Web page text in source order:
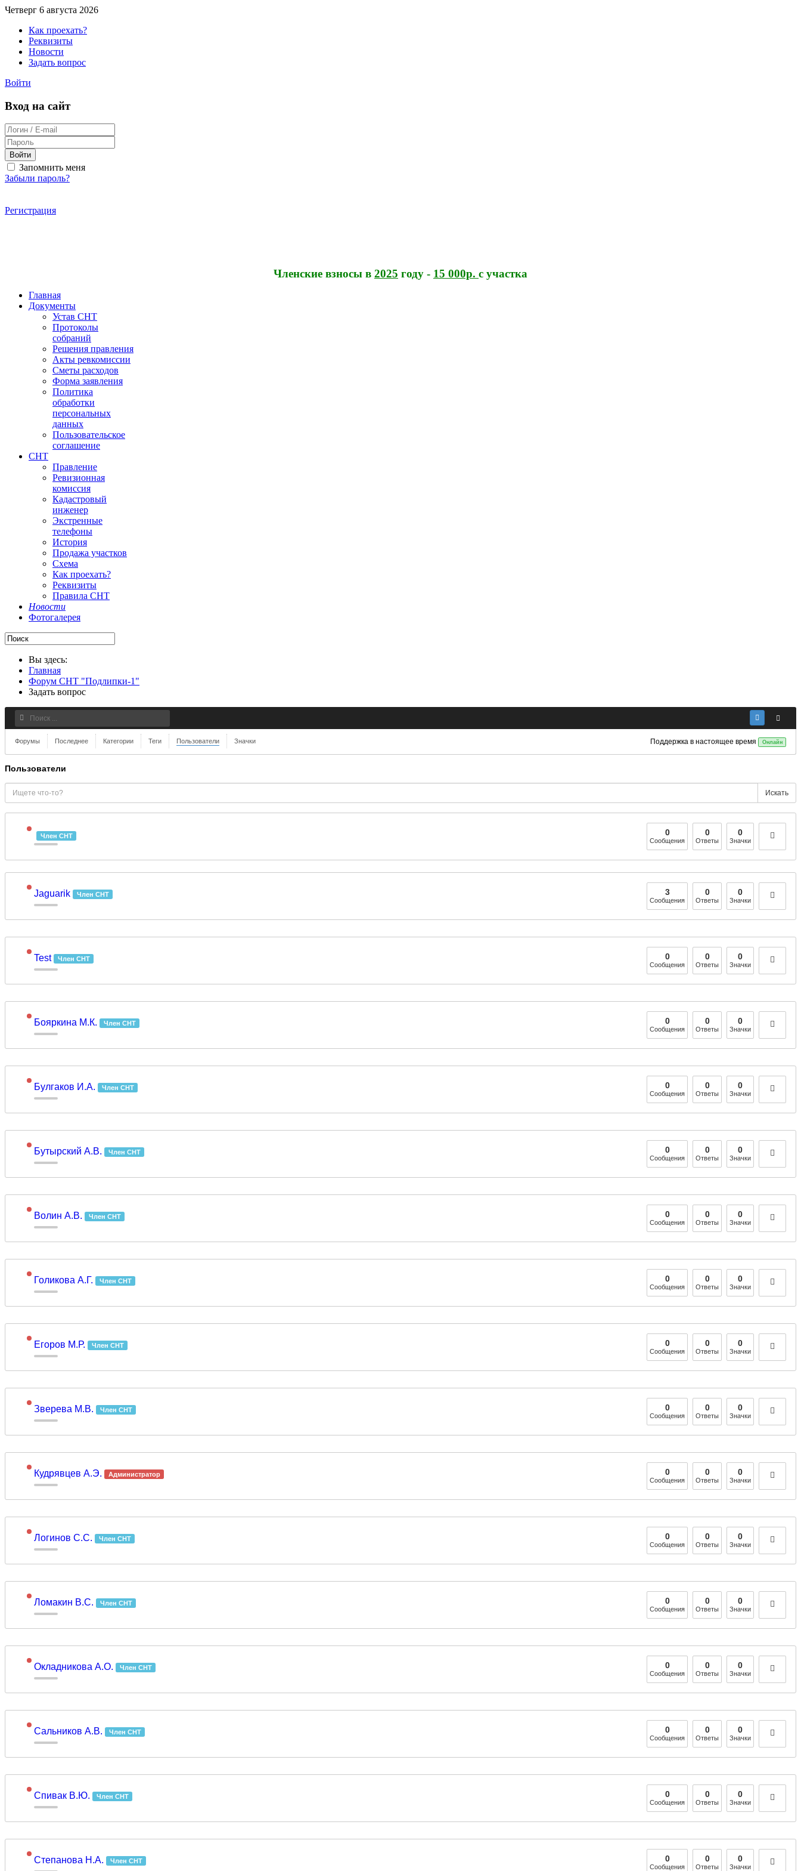
Четверг 6 августа 2026
Как проехать?
Реквизиты
Новости
Задать вопрос
Войти
Вход на сайт
Войти
Запомнить меня
Забыли пароль?
Регистрация
Членские взносы в 2025 году - 15 000р. с участка
Главная
Документы
Устав СНТ
Протоколы
собраний
Решения правления
Акты ревкомиссии
Сметы расходов
Форма заявления
Политика
обработки
персональных
данных
Пользовательское
соглашение
СНТ
Правление
Ревизионная
комиссия
Кадастровый
инженер
Экстренные
телефоны
История
Продажа участков
Схема
Как проехать?
Реквизиты
Правила СНТ
Новости
Фотогалерея
Вы здесь:
Главная
Форум СНТ "Подлипки-1"
Задать вопрос
Форумы Последнее Категории Теги Пользователи Значки Поддержка в настоящее время Онлайн
Пользователи
Искать
Член СНТ 0
Сообщения
0
Ответы
0
Значки
Jaguarik Член СНТ 3
Сообщения
0
Ответы
0
Значки
Test Член СНТ 0
Сообщения
0
Ответы
0
Значки
Бояркина М.К. Член СНТ 0
Сообщения
0
Ответы
0
Значки
Булгаков И.А. Член СНТ 0
Сообщения
0
Ответы
0
Значки
Бутырский А.В. Член СНТ 0
Сообщения
0
Ответы
0
Значки
Волин А.В. Член СНТ 0
Сообщения
0
Ответы
0
Значки
Голикова А.Г. Член СНТ 0
Сообщения
0
Ответы
0
Значки
Егоров М.Р. Член СНТ 0
Сообщения
0
Ответы
0
Значки
Зверева М.В. Член СНТ 0
Сообщения
0
Ответы
0
Значки
Кудрявцев А.Э. Администратор 0
Сообщения
0
Ответы
0
Значки
Логинов C.С. Член СНТ 0
Сообщения
0
Ответы
0
Значки
Ломакин В.С. Член СНТ 0
Сообщения
0
Ответы
0
Значки
Окладникова А.О. Член СНТ 0
Сообщения
0
Ответы
0
Значки
Сальников А.В. Член СНТ 0
Сообщения
0
Ответы
0
Значки
Спивак В.Ю. Член СНТ 0
Сообщения
0
Ответы
0
Значки
Степанова Н.А. Член СНТ 0
Сообщения
0
Ответы
0
Значки